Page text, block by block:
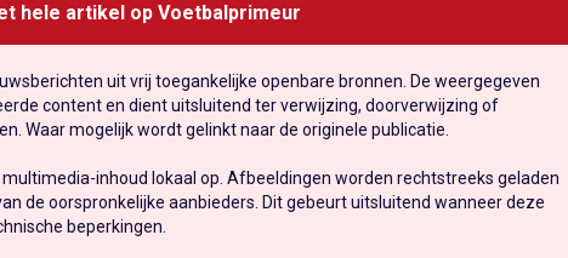
hele artikel op Voetbalprimeur
uit vrij toegankelijke openbare bronnen. De weergegeven
content en dient uitsluitend ter verwijzing, doorverwijzing of
Waar mogelijk wordt gelinkt naar de originele publicatie.
inhoud lokaal op. Afbeeldingen worden rechtstreeks geladen
de oorspronkelijke aanbieders. Dit gebeurt uitsluitend wanneer deze
beperkingen.